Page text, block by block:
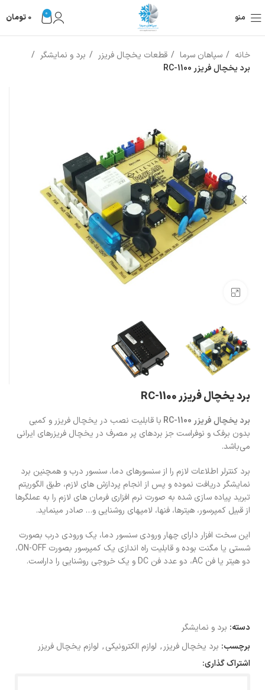
منو 0
0 تومان
خانه سپاهان سرما قطعات یخچال فریزر
برد و نمایشگر
برد یخچال فریزر RC-1100
برد یخچال فریزر RC-1100
برد یخچال فریزر RC-1100
با قابلیت نصب در یخچال فریزر و کمبی
بدون برفک و نوفراست جز بردهای پر مصرف در یخچال فریزرهای ایرانی
می‌باشد.
برد کنترلر اطلاعات لازم را از سنسور­های دما، سنسور درب و همچنین برد
نمایشگر دریافت نموده و پس از انجام پردازش های لازم، طبق الگوریتم
تبرید پیاده ­سازی شده به صورت نرم ­افزاری فرمان­ های لازم را به عملگر­ها
از قبیل کمپرسور، هیترها، فن­ها، لامپهای روشنایی و… صادر می­نماید.
این سخت افزار دارای چهار ورودی سنسور دما، یک ورودی درب بصورت
شستی یا مگنت بوده و قابلیت راه اندازی یک کمپرسور بصورت ON-OFF،
دو هیتر یا فن AC، دو عدد فن DC و یک خروجی روشنایی را داراست.
دسته: برد و نمایشگر
برچسب: برد یخچال فریزر , لوازم الکترونیکی, لوازم یخچال فریزر
اشتراک گذاری: